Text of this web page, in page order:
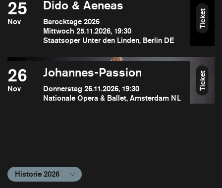
25
Nov
Dido & Aeneas
Barocktage 2026
Mittwoch 25.11.2026, 19:30
Staatsoper Unter den Linden, Berlin DE
Ticket
26
Nov
Johannes-Passion
Donnerstag 26.11.2026, 19:30
Nationale Opera & Ballet, Amsterdam NL
Ticket
Historie 2026